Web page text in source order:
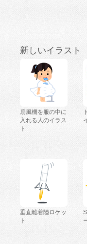
新しいイラスト
扇風機を服の中に
入れる人のイラス
ト
垂直離着陸ロケッ
ト